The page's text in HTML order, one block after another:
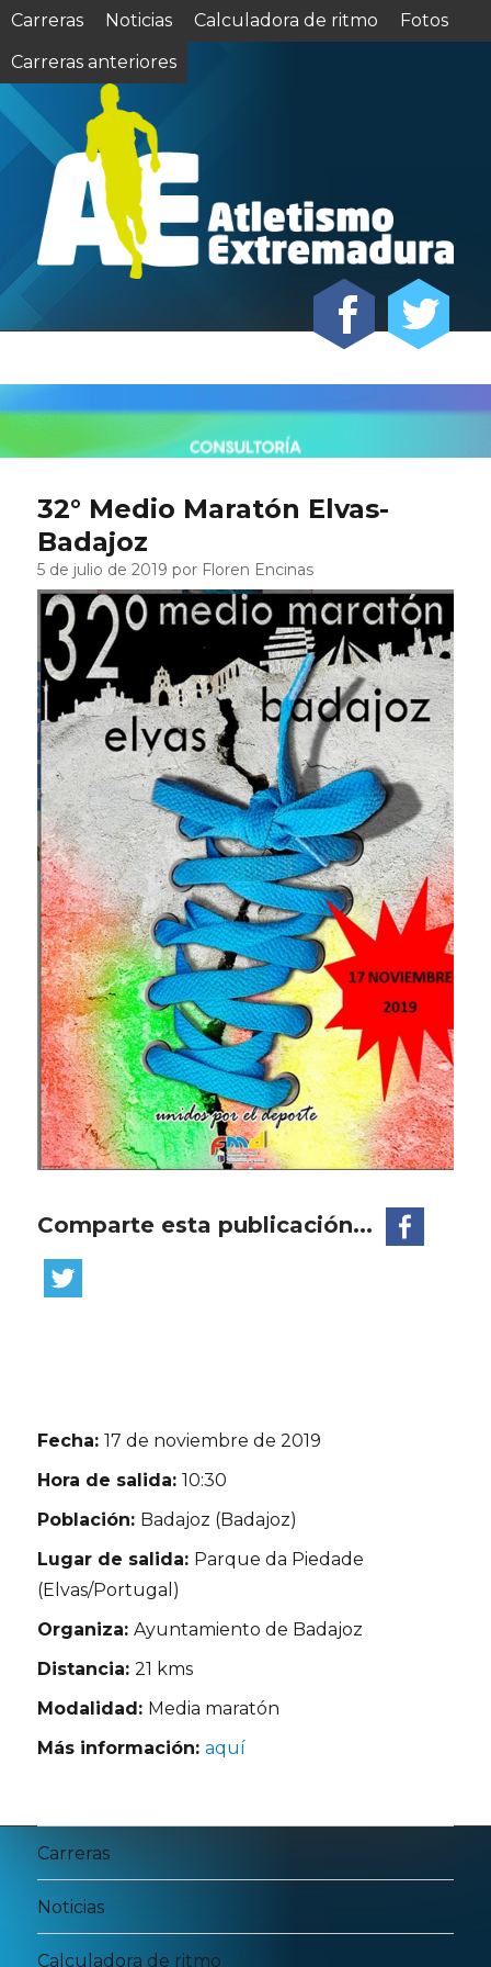
Carreras Noticias Calculadora de ritmo
Fotos
Carreras anteriores
32° Medio Maratón Elvas-
Badajoz
5 de julio de 2019 por Floren Encinas
Comparte esta publicación...
Fecha:17 de noviembre de 2019
Hora de salida:10:30
Población: Badajoz (Badajoz)
Lugar de salida: Parque da Piedade
(Elvas/Portugal)
Organiza:Ayuntamiento de Badajoz
Distancia:21 kms
Modalidad: Media maratón
Más información:aquí
Carreras
Noticias
Calculadora de ritmo